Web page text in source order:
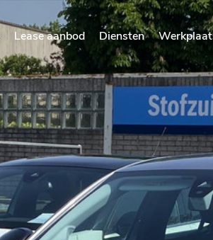
Lease aanbod Diensten